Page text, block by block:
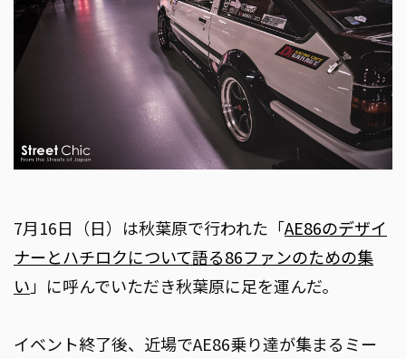
7月16日（日）は秋葉原で行われた「AE86のデザイ
ナーとハチロクについて語る86ファンのための集
い 」に呼んでいただき秋葉原に足を運んだ。
イベント終了後、近場でAE86乗り達が集まるミー